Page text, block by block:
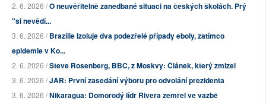
2. 6. 2026 /O neuvěřitelně zanedbané situaci na českých školách. Prý
"si nevědí...
3. 6. 2026 /Brazílie izoluje dva podezřelé případy eboly, zatímco
epidemie v Ko...
2. 6. 2026 /Steve Rosenberg, BBC, z Moskvy: Článek, který zmizel
3. 6. 2026 /JAR: První zasedání výboru pro odvolání prezidenta
3. 6. 2026 /Nikaragua: Domorodý lídr Rivera zemřel ve vazbě